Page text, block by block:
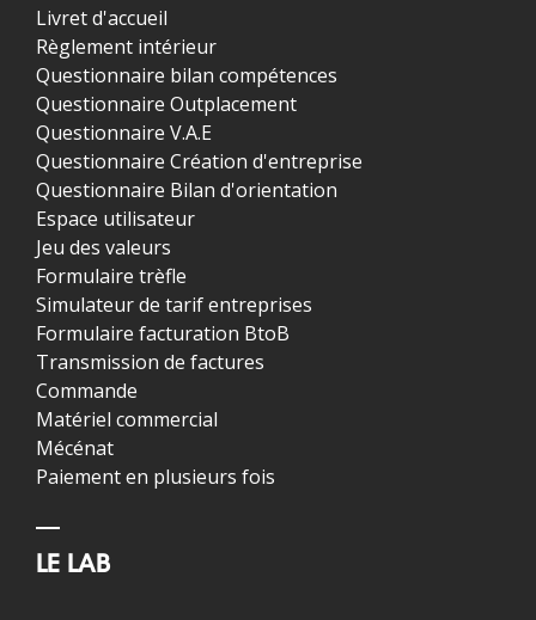
Livret d'accueil
Règlement intérieur
Questionnaire bilan compétences
Questionnaire Outplacement
Questionnaire V.A.E
Questionnaire Création d'entreprise
Questionnaire Bilan d'orientation
Espace utilisateur
Jeu des valeurs
Formulaire trèfle
Simulateur de tarif entreprises
Formulaire facturation BtoB
Transmission de factures
Commande
Matériel commercial
Mécénat
Paiement en plusieurs fois
LE LAB